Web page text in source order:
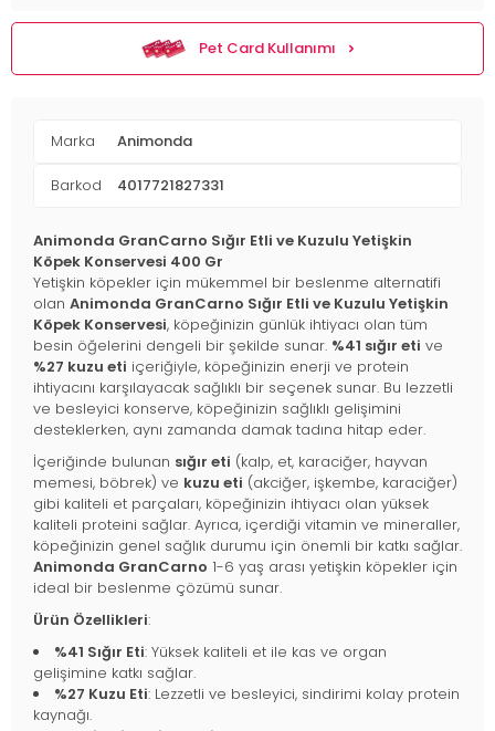
Pet Card Kullanımı
Marka Animonda
Barkod 4017721827331
Animonda GranCarno Sığır Etli ve Kuzulu Yetişkin
Köpek Konservesi 400 Gr
Yetişkin köpekler için mükemmel bir beslenme alternatifi
olan Animonda GranCarno Sığır Etli ve Kuzulu Yetişkin
Köpek Konservesi, köpeğinizin günlük ihtiyacı olan tüm
besin öğelerini dengeli bir şekilde sunar. %41 sığır eti ve
%27 kuzu eti içeriğiyle, köpeğinizin enerji ve protein
ihtiyacını karşılayacak sağlıklı bir seçenek sunar. Bu lezzetli
ve besleyici konserve, köpeğinizin sağlıklı gelişimini
desteklerken, aynı zamanda damak tadına hitap eder.
İçeriğinde bulunan sığır eti (kalp, et, karaciğer, hayvan
memesi, böbrek) ve kuzu eti (akciğer, işkembe, karaciğer)
gibi kaliteli et parçaları, köpeğinizin ihtiyacı olan yüksek
kaliteli proteini sağlar. Ayrıca, içerdiği vitamin ve mineraller,
köpeğinizin genel sağlık durumu için önemli bir katkı sağlar.
Animonda GranCarno 1-6 yaş arası yetişkin köpekler için
ideal bir beslenme çözümü sunar.
Ürün Özellikleri:
%41 Sığır Eti: Yüksek kaliteli et ile kas ve organ
gelişimine katkı sağlar.
%27 Kuzu Eti: Lezzetli ve besleyici, sindirimi kolay protein
kaynağı.